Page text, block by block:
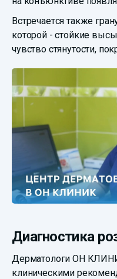
Встречается также
которой - стойкие
чувство стянутости,
Диагностика
Дерматологи ОН
клиническими